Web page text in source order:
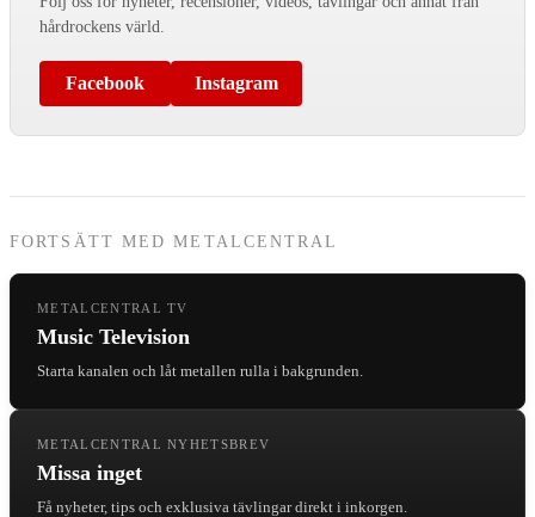
hårdrockens värld.
Facebook Instagram
FORTSÄTT MED METALCENTRAL
METALCENTRAL TV
Music Television
Starta kanalen och låt metallen rulla i bakgrunden.
METALCENTRAL NYHETSBREV
Missa inget
Få nyheter, tips och exklusiva tävlingar direkt i inkorgen.